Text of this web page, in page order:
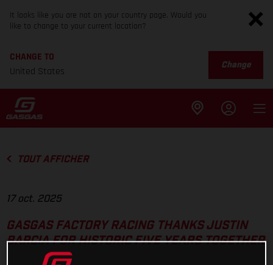
It looks like you are not on your country page. Would you
like to change to your current location?
CHANGE TO
United States
Change
TOUT AFFICHER
17 oct. 2025
GASGAS FACTORY RACING THANKS JUSTIN
BARCIA FOR HISTORIC FIVE YEARS TOGETHER